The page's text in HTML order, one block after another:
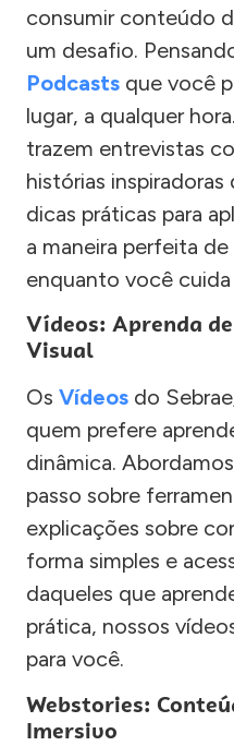
consumir conteúdo
um desafio.
Podcasts que você
lugar, a qualquer
trazem entrevistas
histórias
dicas práticas para
a maneira perfeita
enquanto você cuida
Vídeos: Aprenda
Visual
Os Vídeos do
quem prefere
dinâmica.
passo sobre
explicações sobre
forma simples e
daqueles que
prática, nossos
para você.
Webstories:
Imersivo